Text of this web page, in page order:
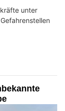
unter